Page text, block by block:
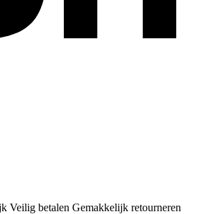
Veilig betalen Gemakkelijk retourneren